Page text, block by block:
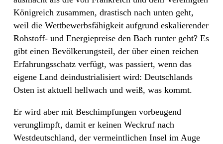
Königreich zusammen, drastisch nach unten geht,
weil die Wettbewerbsfähigkeit aufgrund eskalierender
Rohstoff- und Energiepreise den Bach runter geht? Es
gibt einen Bevölkerungsteil, der über einen reichen
Erfahrungsschatz verfügt, was passiert, wenn das
eigene Land deindustrialisiert wird: Deutschlands
Osten ist aktuell hellwach und weiß, was kommt.
Er wird aber mit Beschimpfungen vorbeugend
verunglimpft, damit er keinen Weckruf nach
Westdeutschland, der vermeintlichen Insel im Auge